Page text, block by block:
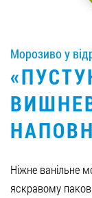
Морозиво у
Ніжне ванільне
яскравому